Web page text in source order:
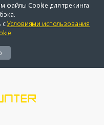
файлы Cookie для трекинга
сУсловиями использования